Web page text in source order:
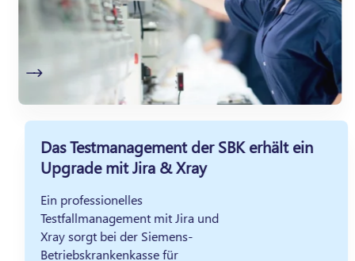
Das Testmanagement der SBK erhält ein
Upgrade mit Jira & Xray
Ein professionelles
Testfallmanagement mit Jira und
Xray sorgt bei der Siemens-
Betriebskrankenkasse für